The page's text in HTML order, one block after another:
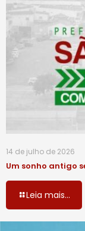
14 de julho de 2026
Um sonho antigo
Leia mais...